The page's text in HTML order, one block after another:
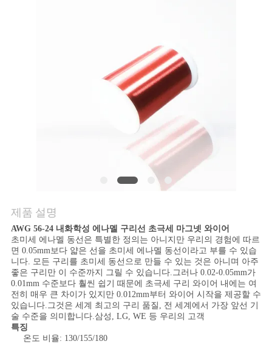
주
세
요
뉴
스
제품 설명
AWG 56-24 내화학성 에나멜 구리선 초극세 마그넷 와이어
초미세 에나멜 동선은 특별한 정의는 아니지만 우리의 경험에 따르
면 0.05mm보다 얇은 선을 초미세 에나멜 동선이라고 부를 수 있습
니다. 모든 구리를 초미세 동선으로 만들 수 있는 것은 아니며 아주
좋은 구리만 이 수준까지 그릴 수 있습니다.그러나 0.02-0.05mm가
0.01mm 수준보다 훨씬 쉽기 때문에 초극세 구리 와이어 내에는 여
전히 매우 큰 차이가 있지만 0.012mm부터 와이어 시작을 제공할 수
있습니다.그것은 세계 최고의 구리 품질, 전 세계에서 가장 앞선 기
술 수준을 의미합니다.삼성, LG, WE 등 우리의 고객
특징
온도 비율: 130/155/180